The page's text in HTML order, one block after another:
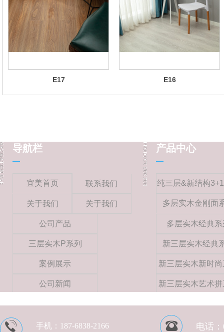
E17 E16
产品中心
纯三层&新结构
多层实木金刚面
多层实木经典系
新三层实木经典
新三层实木新时
新三层实木艺术
导航栏
宜美首页
关于我们
公司产品
三层实木P系列
案例展示
公司新闻
联系我们
关于我们
手机： 187-6838-2166 电话：